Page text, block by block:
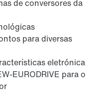
de conversores da
para diversas
eletrónica
EURODRIVE para o